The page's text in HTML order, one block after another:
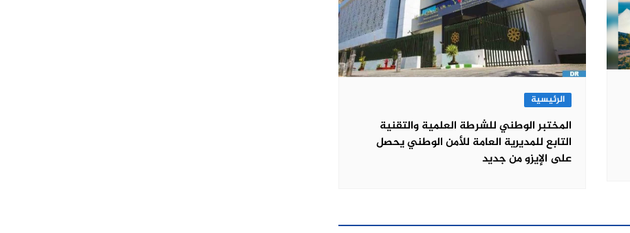
الرئيسية
المختبر الوطني للشرطة العلمية والتقنية
التابع للمديرية العامة للأمن الوطني يحصل
على الإيزو من جديد